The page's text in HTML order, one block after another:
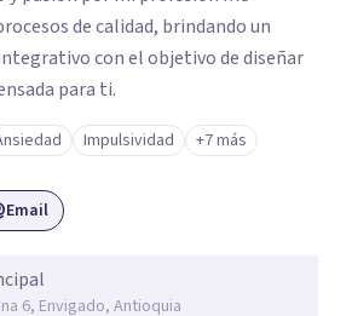
de calidad, brindando un
con el objetivo de diseñar
para ti.
Impulsividad +7 más
Email
6, Envigado, Antioquia